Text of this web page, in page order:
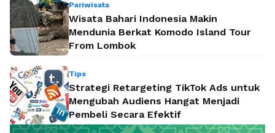
Pariwisata
Wisata Bahari Indonesia Makin
Mendunia Berkat Komodo Island Tour
From Lombok
Tips
Strategi Retargeting TikTok Ads untuk
Mengubah Audiens Hangat Menjadi
Pembeli Secara Efektif